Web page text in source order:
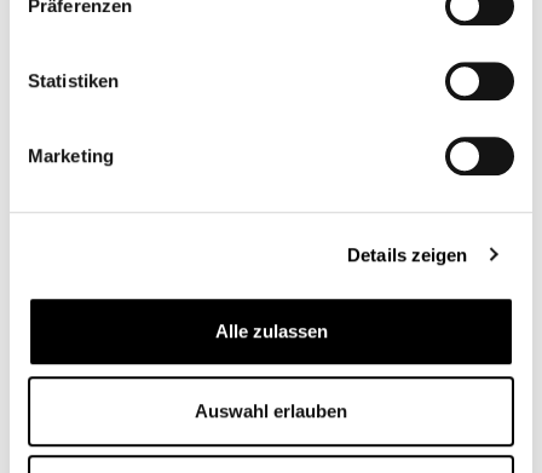
Präferenzen
Statistiken
Marketing
Details zeigen
Alle zulassen
Auswahl erlauben
KIT PROTECTOR DE
PROTECTOR DE
TANTO AC
Desde58,95 €*